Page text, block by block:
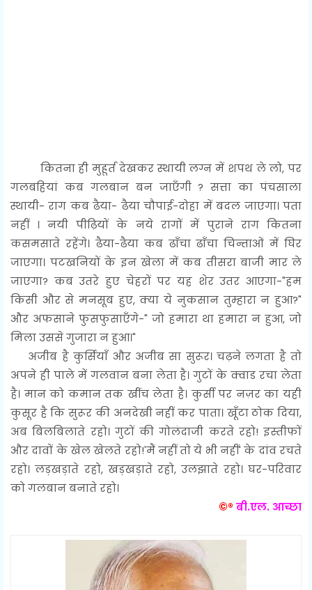
कितना ही मुहूर्त देखकर स्थायी लग्न में शपथ ले लो, पर
गलबहियां कब गलबान बन जाएँगी ? सत्ता का पंचसाला
स्थायी- राग कब ढैया- ढैया चौपाई-दोहा में बदल जाएगा। पता
नहीं । नयी पीढ़ियों के नये रागों में पुराने राग कितना
कसमसाते रहेंगे। ढैया-ढैया कब ढाँचा ढाँचा चिन्ताओं में घिर
जाएगा। पटखनियों के इन खेला में कब तीसरा बाजी मार ले
जाएगा? कब उतरे हुए चेहरों पर यह शेर उतर आएगा-"हम
किसी और से मनसूब हुए, क्या ये नुकसान तुम्हारा न हुआ?"
और अफसाने फुसफुसाएँगे-" जो हमारा था हमारा न हुआ, जो
मिला उससे गुजारा न हुआ।"
अजीब है कुर्सियाँ और अजीब सा सुरूर। चढ़ने लगता है तो
अपने ही पाले में गलवान बना लेता है। गुटों के क्वाड रचा लेता
है। मान को कमान तक खींच लेता है। कुर्सी पर नज़र का यही
कुसूर है कि सुरूर की अनदेखी नहीं कर पाता। खूँटा ठोक दिया,
अब बिलबिलाते रहो। गुटों की गोलंदाजी करते रहो! इस्तीफों
और दावों के खेल खेलते रहो!'मैं नहीं तो ये भी नहीं' के दांव रचते
रहो। लड़खड़ाते रहो, खड़खड़ाते रहो, उलझाते रहो। घर-परिवार
को गलबान बनाते रहो।
©® बी.एल. आच्छा